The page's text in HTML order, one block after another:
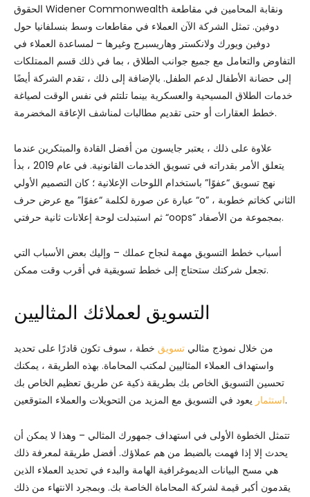
الحقوق Widener Commonwealth ونقابة المحامين في مقاطعة
دوفين. تمثل الشركة الآن العملاء في مقاطعات وسط بنسلفانيا حول
دوفين ويورك ولانكستر وهاريسبرج وغيرها – لمساعدة العملاء في
التفاوض والتعامل مع جميع جوانب الطلاق ، بما في ذلك قسم الممتلكات
إلى حضانة الأطفال لدعم الطفل. بالإضافة إلى ذلك ، تقدم الشركة أيضًا
خدمات الطلاق المسيحية والعسكرية بينما تلتئم في نفس الوقت لصياغة
خطط العقارات أو حتى تقديم مطالبات لمناشف الإعاقة المخضرمة.
علاوة على ذلك ، يعتبر جايسون من أفضل القادة والمبتكرين عندما
يتعلق الأمر بقدراته في تسويق الخدمات القانونية. في عام 2019 ، بدأ
نهج تسويق “عفوًا” باستخدام اللوحات الإعلانية ؛ كان التصميم الأولي
عبارة عن صورة لكلمة “عفوًا” مع عرض حرف “o” الثاني كخاتم خطوبة ،
ثم استبدلت لوحة إعلانات ثانية حرفتي “oops” بمجموعة من الأصفاد.
أسباب خطط التسويق مهمة لنجاح عملك – وإليك بعض الأسباب التي
تجعل شركتك ستحتاج إلى خطط تسويقية في أقرب وقت ممكن.
التسويق لعملائك المثاليين
من خلال نموذج مثالي تسويق خطة ، سوف تكون قادرًا على تحديد
واستهداف العملاء المثاليين لمكتب المحاماة. بهذه الطريقة ، يمكنك
تحسين التسويق الخاص بك بطريقة ذكية عن طريق تعظيم الخاص بك
استثماريعود في التسويق مع المزيد من التحويلات والعملاء المتوقعين.
تتمثل الخطوة الأولى في استهداف جمهورك المثالي – وهذا لا يمكن أن
يحدث إلا إذا فهمت بالضبط من هم عملاؤك. أفضل طريقة لمعرفة ذلك
هي مسح البيانات الديموغرافية الهامة والبدء في تحديد العملاء الذين
يقدمون أكبر قيمة لشركة المحاماة الخاصة بك. وبمجرد الانتهاء من ذلك